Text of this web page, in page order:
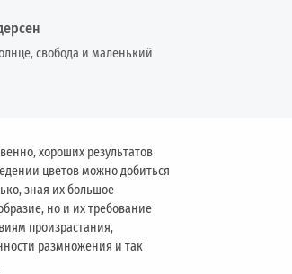
свобода и маленький
хороших результатов
цветов можно добиться
зная их большое
но и их требование
произрастания,
размножения и так